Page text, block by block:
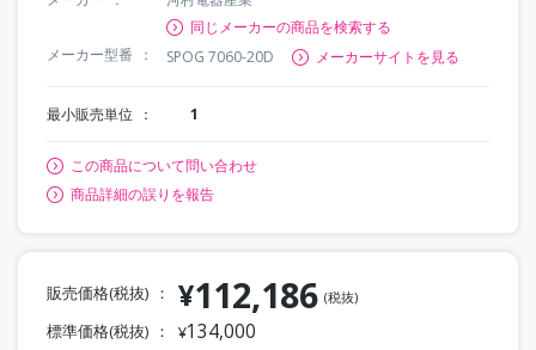
同じメーカーの商品を検索する
メーカー型番
SPOG 7060-20D メーカーサイトを見る
最小販売単位 1
この商品について問い合わせ
商品詳細の誤りを報告
販売価格(税抜) ¥112,186 (税抜)
標準価格(税抜) ¥134,000